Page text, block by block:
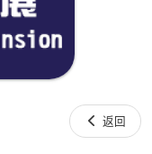
 返回